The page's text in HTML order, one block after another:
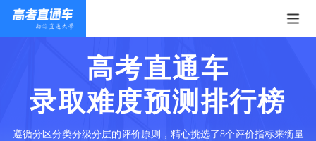
高考直通车
录取难度预测排行榜
遵循分区分类分级分层的评价原则，精心挑选了8个评价指标来衡量